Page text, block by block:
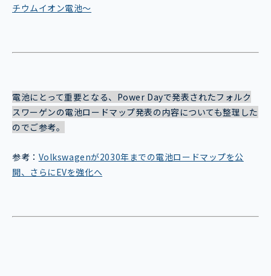
チウムイオン電池～
電池にとって重要となる、Power Dayで発表されたフォルク
スワーゲンの電池ロードマップ発表の内容についても整理した
のでご参考。
参考： Volkswagenが2030年までの電池ロードマップを公
開、さらにEVを強化へ